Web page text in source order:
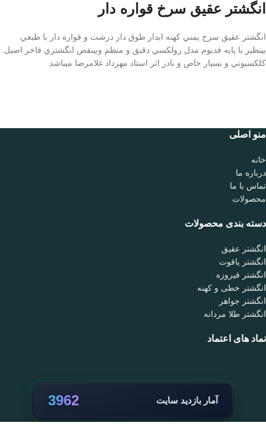
انگشتر عقيق سرخ قواره دار
انگشتر عقيق سرخ يمني كهنه ابدار طوق دار درشت و قواره دار با طبعي
بينظير با پايه فديوم مدل رولكسي دقيق و منظم وبينقص انگشتري فاخر اصيل.
كلكسيوني و بسيار خاص و نادر اثر استاد مهرداد غلامرضا ميباشد
منو اصلی
خانه
درباره ما
تماس با ما
محصولات
دسته بندی محصولات
انگشتر عقیق
انگشتر یاقوت
انگشتر فیروزه
انگشتر خطی و کهنه
انگشتر جواهر
انگشتر طلا مردانه
نماد های اعتماد
آمار بازدید سایت 3962